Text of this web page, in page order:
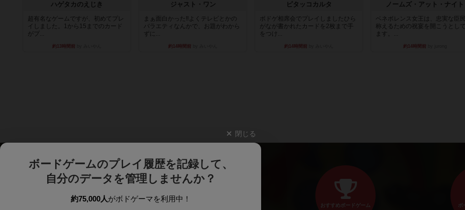
ハゲタカのえじき
超有名なゲームですが、初めてプレ
イしました。1から15までのカード
がプ...
約13時間前
ジャスト・ワン
まぁ面白かった‼️よくテレビとかの
バラエティなんかで、お題がわから
ずに...
約14時間前
ピタッコカルタ
ボドゲ相席会でプレイしましたひら
がなが書かれたカードを2枚まで手
をつけ...
約14時間前
ノームズ・アット・ナイト
ベネボレンス女王は、忠実な臣
称えるための祝宴を開こうとし
ます。...
約14時間前
閉じる
ボードゲームのプレイ履歴を記録して、
自分のデータを管理しませんか？
約75,000人がボドゲーマを利用中！
おすすめボードゲーム ボ